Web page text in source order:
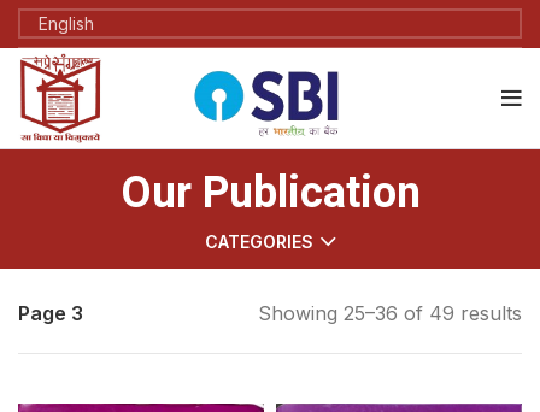
Our Publication
CATEGORIES
Page 3 Showing 25–36 of 49 results